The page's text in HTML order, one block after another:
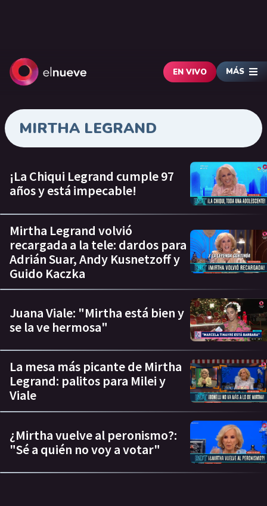
EN VIVO MÁS
MIRTHA LEGRAND
¡La Chiqui Legrand cumple 97
años y está impecable!
Mirtha Legrand volvió
recargada a la tele: dardos para
Adrián Suar, Andy Kusnetzoff y
Guido Kaczka
Juana Viale: "Mirtha está bien y
se la ve hermosa"
La mesa más picante de Mirtha
Legrand: palitos para Milei y
Viale
¿Mirtha vuelve al peronismo?:
"Sé a quién no voy a votar"